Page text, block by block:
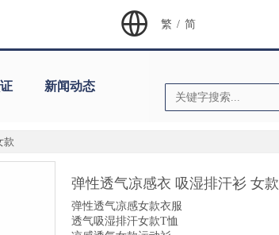
繁 / 简
新闻动态
款
弹性透气凉感衣 吸湿排汗衫 女款
弹性透气凉感女款衣服
透气吸湿排汗女款T恤